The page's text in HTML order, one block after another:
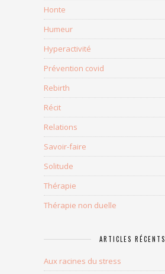
Honte
Humeur
Hyperactivité
Prévention covid
Rebirth
Récit
Relations
Savoir-faire
Solitude
Thérapie
Thérapie non duelle
ARTICLES RÉCENTS
Aux racines du stress